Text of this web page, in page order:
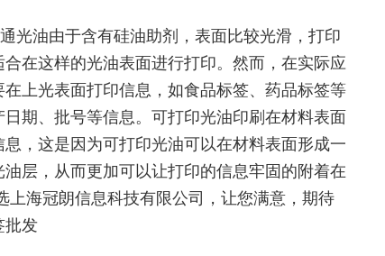
光油由于含有硅油助剂，表面比较光滑，打印
在这样的光油表面进行打印。然而，在实际应
上光表面打印信息，如食品标签、药品标签等
期、批号等信息。可打印光油印刷在材料表面
，这是因为可打印光油可以在材料表面形成一
层，从而更加可以让打印的信息牢固的附着在
上海冠朗信息科技有限公司，让您满意，期待
批发